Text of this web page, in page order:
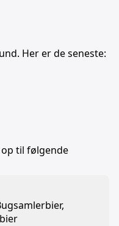
Her er de seneste:
til følgende